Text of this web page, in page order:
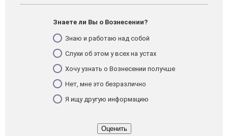
Знаете ли Вы о Вознесении?
Знаю и работаю над собой
Слухи об этом у всех на устах
Хочу узнать о Вознесении получше
Нет, мне это безразлично
Я ищу другую информацию